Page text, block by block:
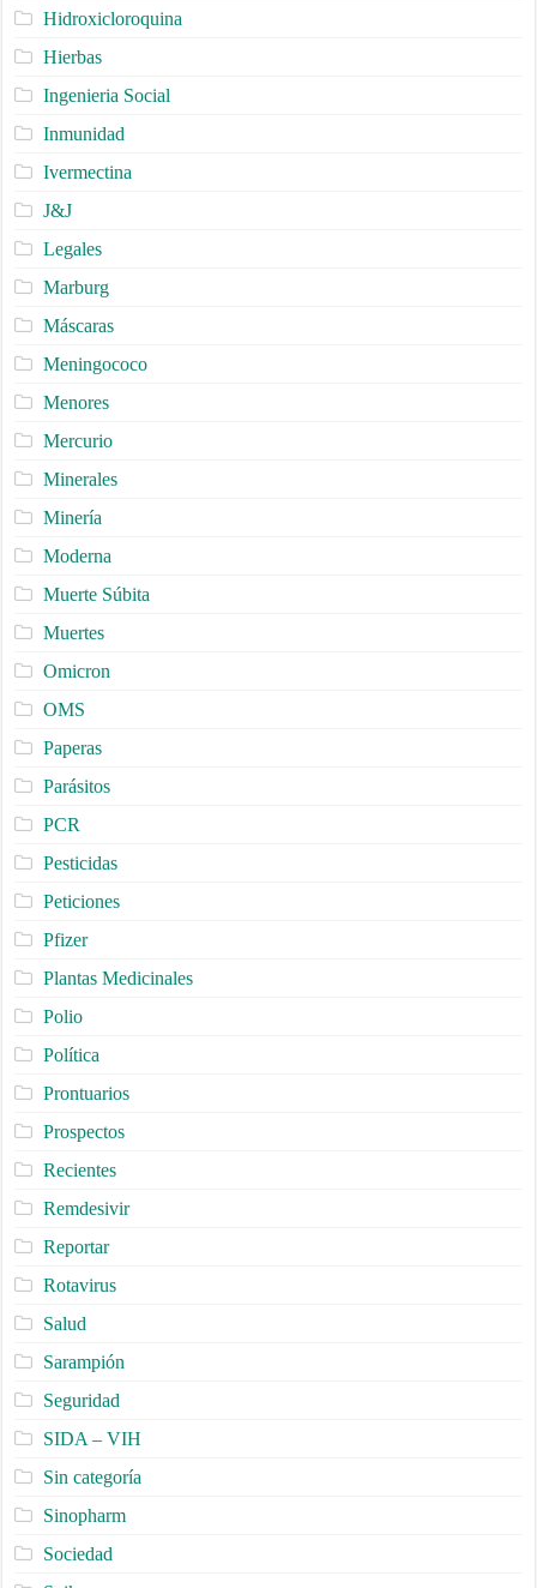
Hidroxicloroquina
Hierbas
Ingenieria Social
Inmunidad
Ivermectina
J&J
Legales
Marburg
Máscaras
Meningococo
Menores
Mercurio
Minerales
Minería
Moderna
Muerte Súbita
Muertes
Omicron
OMS
Paperas
Parásitos
PCR
Pesticidas
Peticiones
Pfizer
Plantas Medicinales
Polio
Política
Prontuarios
Prospectos
Recientes
Remdesivir
Reportar
Rotavirus
Salud
Sarampión
Seguridad
SIDA – VIH
Sin categoría
Sinopharm
Sociedad